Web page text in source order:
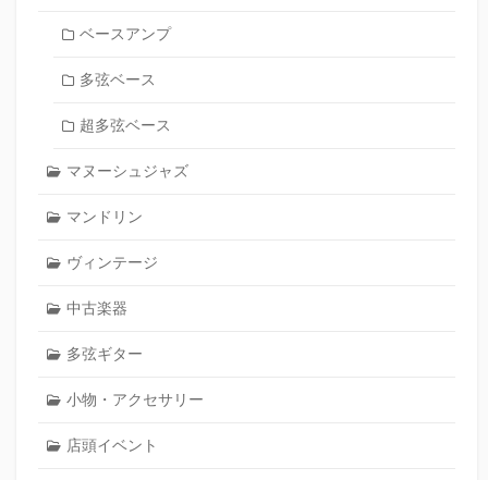
ベースアンプ
多弦ベース
超多弦ベース
マヌーシュジャズ
マンドリン
ヴィンテージ
中古楽器
多弦ギター
小物・アクセサリー
店頭イベント